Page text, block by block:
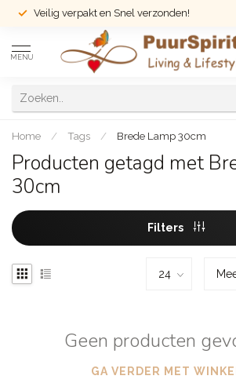
Veilig verpakt en Snel verzonden!
MENU
Home / Tags / Brede Lamp 30cm
Producten getagd met
30cm
Filters
Geen producten
GA VERDER MET